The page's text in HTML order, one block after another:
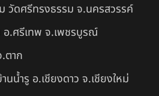
วัดศรีทรงธรรม จ.นครสวรรค์
.ศรีเทพ จ.เพชรบูรณ์
ตาก
นน้ำรู อ.เชียงดาว จ.เชียงใหม่